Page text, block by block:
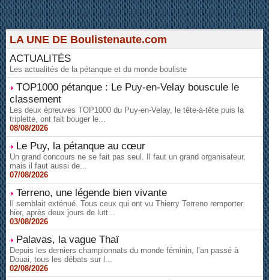
LA UNE DE Boulistenaute.com
ACTUALITÉS
Les actualités de la pétanque et du monde bouliste
TOP1000 pétanque : Le Puy-en-Velay bouscule le
classement
Les deux épreuves TOP1000 du Puy-en-Velay, le tête-à-tête puis la
triplette, ont fait bouger le...
08/08/2026
Le Puy, la pétanque au cœur
Un grand concours ne se fait pas seul. Il faut un grand organisateur,
mais il faut aussi de...
07/08/2026
Terreno, une légende bien vivante
Il semblait exténué. Tous ceux qui ont vu Thierry Terreno remporter
hier, après deux jours de lutt...
03/08/2026
Palavas, la vague Thaï
Depuis les derniers championnats du monde féminin, l’an passé à
Douai, tous les débats sur l...
02/08/2026